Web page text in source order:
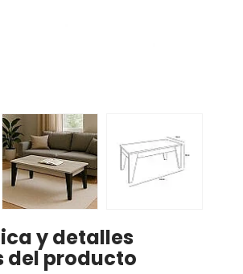
y detalles
del producto